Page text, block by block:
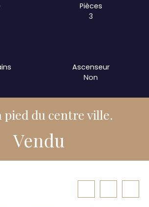
Pièces
3
Ascenseur
Non
pied du centre ville.
Vendu